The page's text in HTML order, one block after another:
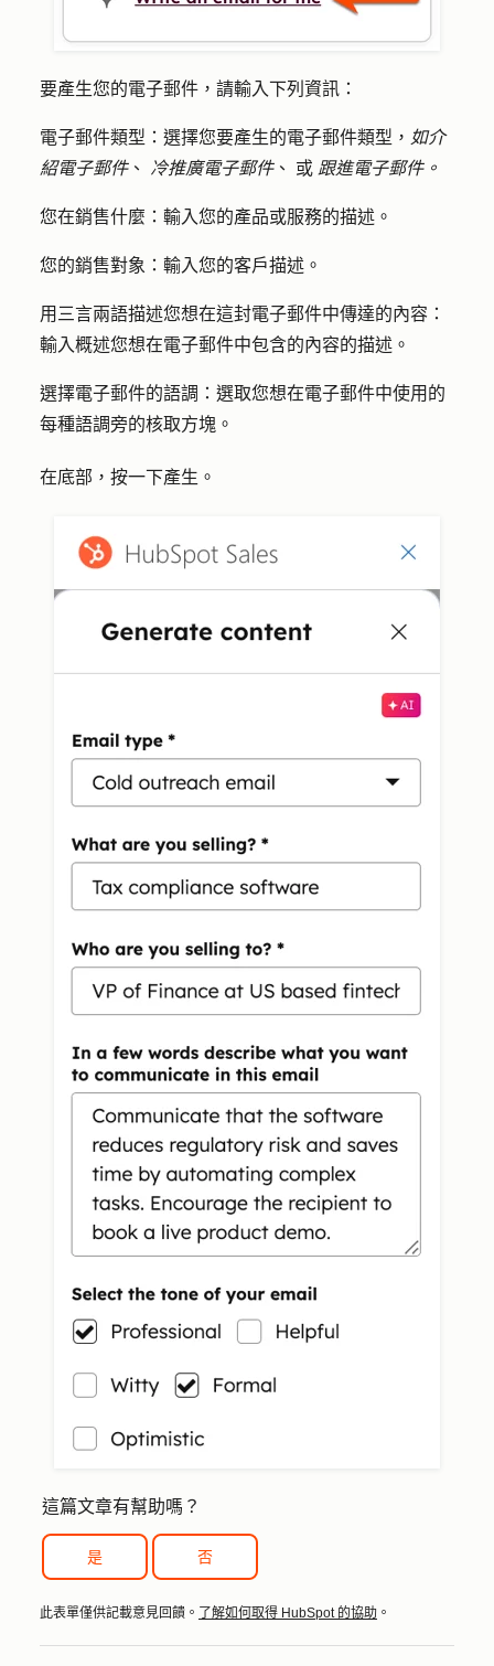
要產生您的電子郵件，請輸入下列資訊：
電子郵件類型 ：選擇您要產生的電子郵件類型 ， 如介
紹電子郵件、 冷推廣電子郵件、 或 跟進電子郵件。
您在銷售什麼 ：輸入您的產品或服務的描述 。
您的銷售對象 ：輸入您的客戶描述 。
用三言兩語描述您想在這封電子郵件中傳達的內容：
輸入概述您想在電子郵件中包含的內容的描述 。
選擇電子郵件的語調 ：選取您想在電子郵件中使用的
每種語調旁的核取方塊 。
在底部，按一下產生 。
這篇文章有幫助嗎？
是 否
此表單僅供記載意見回饋。 了解如何取得 HubSpot 的協助 。